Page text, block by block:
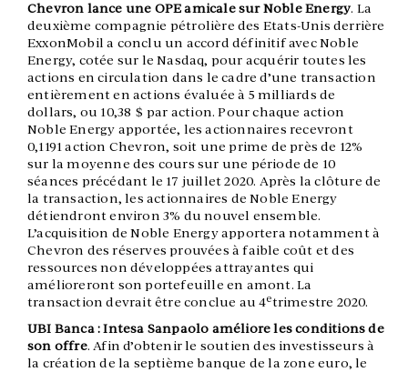
Chevron lance une OPE amicale sur Noble Energy. La
deuxième compagnie pétrolière des Etats-Unis derrière
ExxonMobil a conclu un accord définitif avec Noble
Energy, cotée sur le Nasdaq, pour acquérir toutes les
actions en circulation dans le cadre d’une transaction
entièrement en actions évaluée à 5 milliards de
dollars, ou 10,38 $ par action. Pour chaque action
Noble Energy apportée, les actionnaires recevront
0,1191 action Chevron, soit une prime de près de 12%
sur la moyenne des cours sur une période de 10
séances précédant le 17 juillet 2020. Après la clôture de
la transaction, les actionnaires de Noble Energy
détiendront environ 3% du nouvel ensemble.
L’acquisition de Noble Energy apportera notamment à
Chevron des réserves prouvées à faible coût et des
ressources non développées attrayantes qui
amélioreront son portefeuille en amont. La
transaction devrait être conclue au 4etrimestre 2020.
UBI Banca : Intesa Sanpaolo améliore les conditions de
son offre. Afin d’obtenir le soutien des investisseurs à
la création de la septième banque de la zone euro, le